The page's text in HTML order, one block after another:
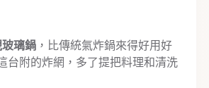
玻璃鍋 ，比傳統氣炸鍋來得好用好
台附的炸網，多了提把料理和清洗